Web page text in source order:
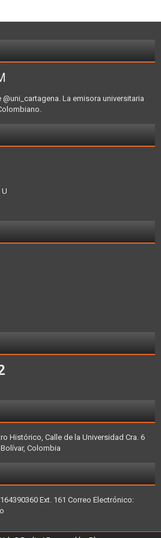
La emisora universitaria
Histórico, Calle de la Universidad Cra. 6
Colombia
Ext. 161 Correo Electrónico: